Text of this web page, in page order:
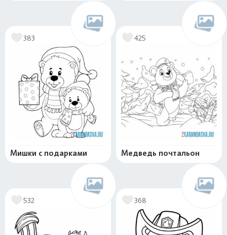
383
Мишки с подарками
425
Медведь почтальон
532 368